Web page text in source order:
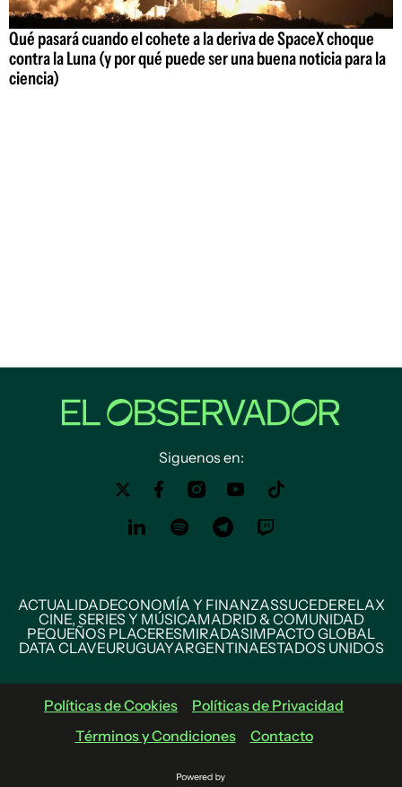
Qué pasará cuando el cohete a la deriva de SpaceX choque
contra la Luna (y por qué puede ser una buena noticia para la
ciencia)
Siguenos en:
ACTUALIDADECONOMÍA Y FINANZASSUCEDERELAX
CINE, SERIES Y MÚSICAMADRID & COMUNIDAD
PEQUEÑOS PLACERESMIRADASIMPACTO GLOBAL
DATA CLAVEURUGUAYARGENTINAESTADOS UNIDOS
Políticas de Cookies
Políticas de Privacidad
Términos y Condiciones
Contacto